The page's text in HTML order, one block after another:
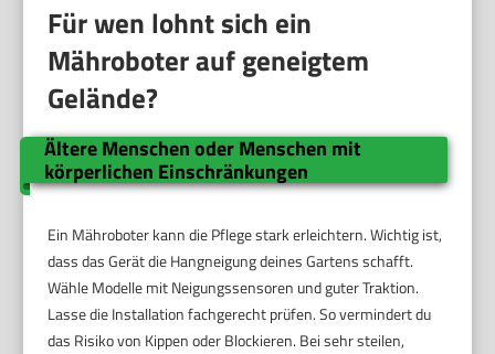
Für wen lohnt sich ein
Mähroboter auf geneigtem
Gelände?
Ältere Menschen oder Menschen mit
körperlichen Einschränkungen
Ein Mähroboter kann die Pflege stark erleichtern. Wichtig ist,
dass das Gerät die Hangneigung deines Gartens schafft.
Wähle Modelle mit Neigungssensoren und guter Traktion.
Lasse die Installation fachgerecht prüfen. So vermindert du
das Risiko von Kippen oder Blockieren. Bei sehr steilen,